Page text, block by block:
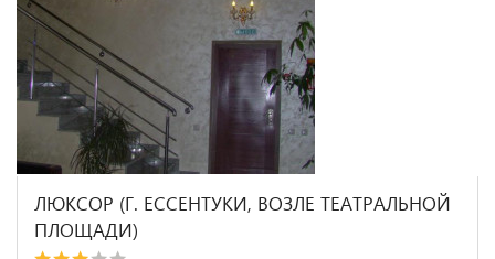
ЛЮКСОР (Г. ЕССЕНТУКИ, ВОЗЛЕ ТЕАТРАЛЬНОЙ
ПЛОЩАДИ)